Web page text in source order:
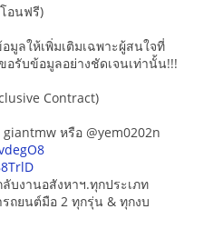
อนฟรี)
มูลให้เพิ่มเติมเฉพาะผู้สนใจที่
รับข้อมูลอย่างชัดเจนเท่านั้น!!!
Contract)
หรือ @yem0202n
บงานอสังหาฯ.ทุกประเภท
ถยนต์มือ 2 ทุกรุ่น & ทุกงบ